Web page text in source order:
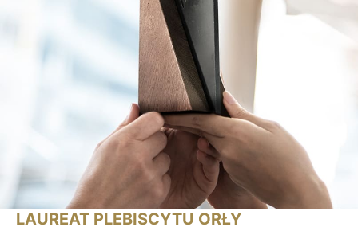
LAUREAT PLEBISCYTU ORŁY